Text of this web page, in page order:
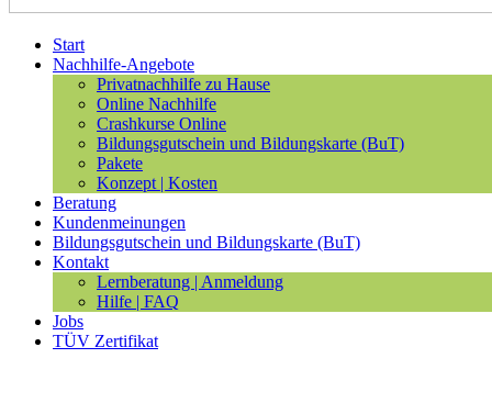
Start
Nachhilfe-Angebote
Privatnachhilfe zu Hause
Online Nachhilfe
Crashkurse Online
Bildungsgutschein und Bildungskarte (BuT)
Pakete
Konzept | Kosten
Beratung
Kundenmeinungen
Bildungsgutschein und Bildungskarte (BuT)
Kontakt
Lernberatung | Anmeldung
Hilfe | FAQ
Jobs
TÜV Zertifikat